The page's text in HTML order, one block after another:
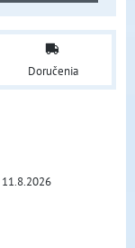
Doručenia
11.8.2026